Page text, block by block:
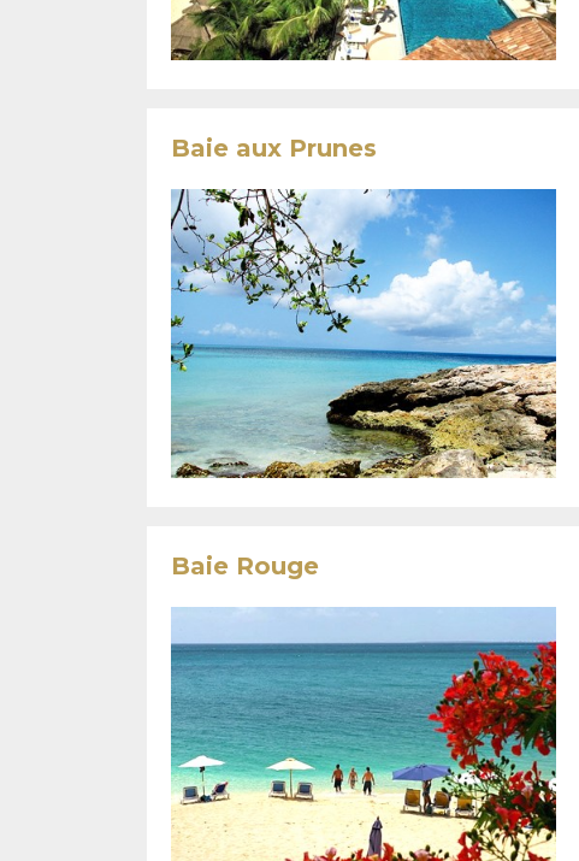
Baie aux Prunes
Baie Rouge